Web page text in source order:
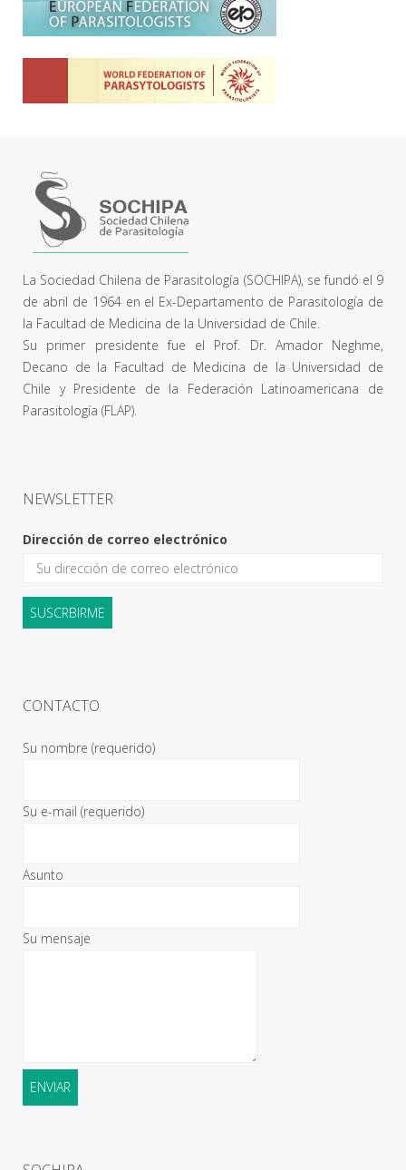
La Sociedad Chilena de Parasitología (SOCHIPA), se fundó el 9
de abril de 1964 en el Ex-Departamento de Parasitología de
la Facultad de Medicina de la Universidad de Chile.
Su primer presidente fue el Prof. Dr. Amador Neghme,
Decano de la Facultad de Medicina de la Universidad de
Chile y Presidente de la Federación Latinoamericana de
Parasitología (FLAP).
NEWSLETTER
Dirección de correo electrónico
CONTACTO
Su nombre (requerido)
Su e-mail (requerido)
Asunto
Su mensaje